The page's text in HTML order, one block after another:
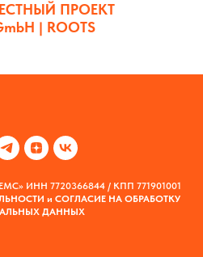
ПРОЕКТ
| ROOTS
ИНН 7720366844 / КПП 771901001
и СОГЛАСИЕ НА ОБРАБОТКУ
ДАННЫХ